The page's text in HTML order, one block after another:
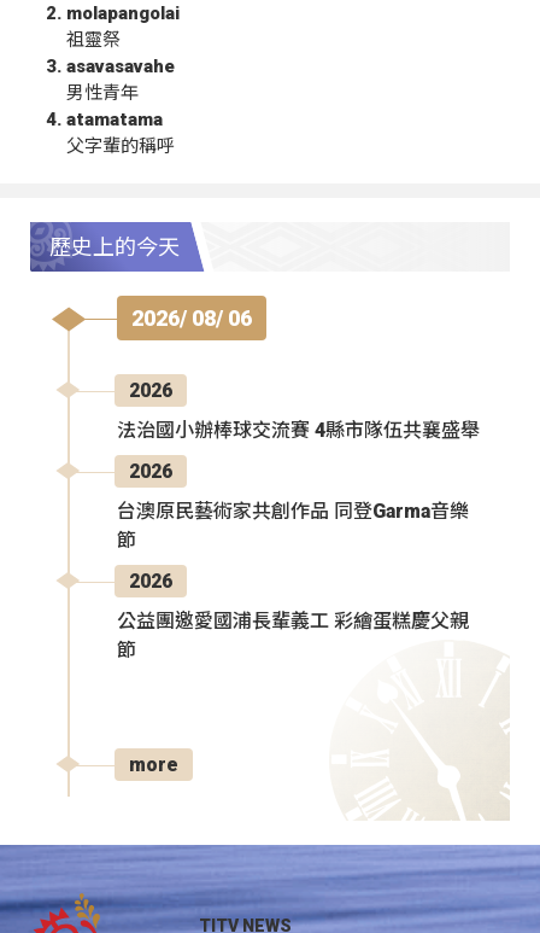
molapangolai
祖靈祭
asavasavahe
男性青年
atamatama
父字輩的稱呼
歷史上的今天
2026/ 08/ 06
2026
法治國小辦棒球交流賽 4縣市隊伍共襄盛舉
2026
台澳原民藝術家共創作品 同登Garma音樂
節
2026
公益團邀愛國浦長輩義工 彩繪蛋糕慶父親
節
more
TITV NEWS